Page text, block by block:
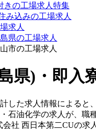
きの工場求人特集
み込みの工場求人
求人
県の工場求人
市の工場求人
県)・即入
した求人情報によると
石油化学の求人が、職
社 西日本第二CUの求